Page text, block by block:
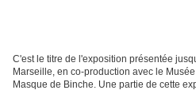
C'est le titre de l'exposition présentée
Marseille, en co-production avec le
Masque de Binche. Une partie de cette